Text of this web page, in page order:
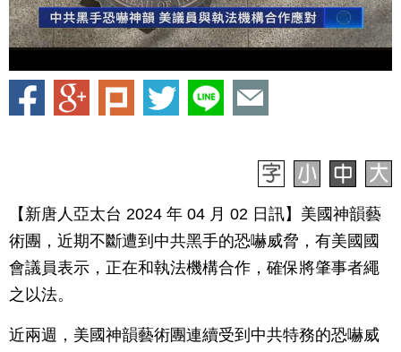
【新唐人亞太台 2024 年 04 月 02 日訊】美國神韻藝
術團，近期不斷遭到中共黑手的恐嚇威脅，有美國國
會議員表示，正在和執法機構合作，確保將肇事者繩
之以法。
近兩週，美國神韻藝術團連續受到中共特務的恐嚇威